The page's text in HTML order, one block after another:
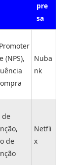
pre
sa
(NPS),
Nuba
nk
de
de
Netfli
x